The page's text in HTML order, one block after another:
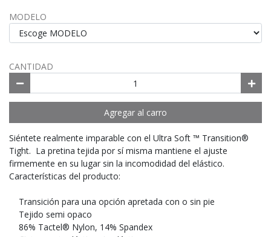
MODELO
CANTIDAD
Agregar al carro
Siéntete realmente imparable con el Ultra Soft ™ Transition®
Tight. La pretina tejida por sí misma mantiene el ajuste
firmemente en su lugar sin la incomodidad del elástico.
Características del producto:
Transición para una opción apretada con o sin pie
Tejido semi opaco
86% Tactel® Nylon, 14% Spandex